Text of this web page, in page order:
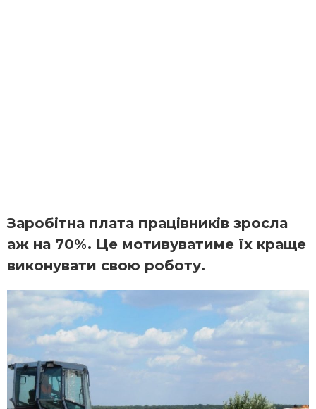
Заробітна плата працівників зросла
аж на 70%. Це мотивуватиме їх краще
виконувати свою роботу.